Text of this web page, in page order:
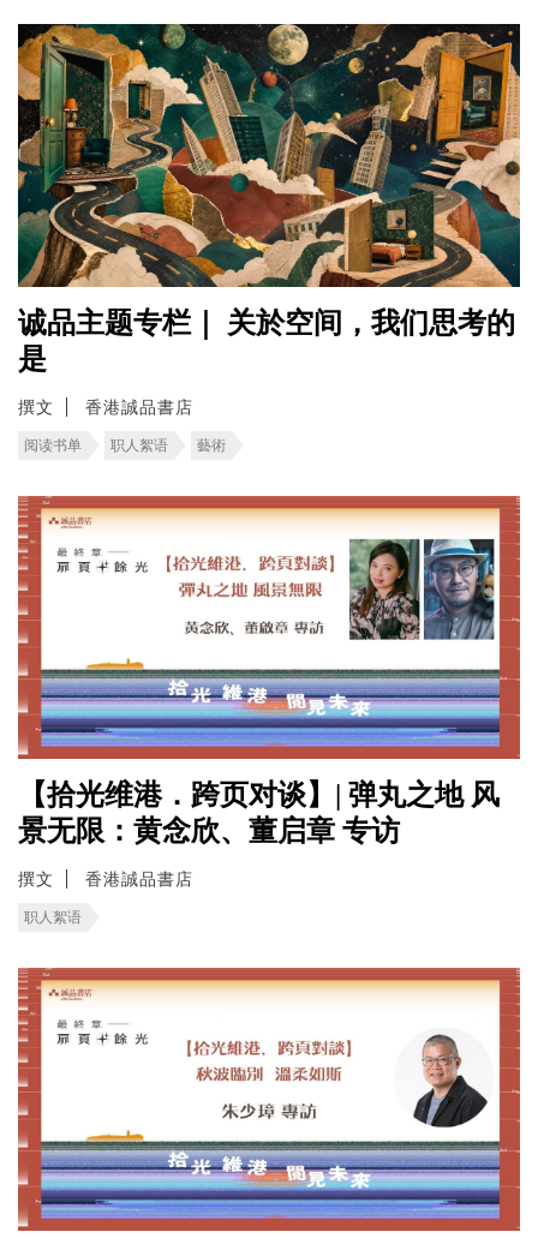
诚品主题专栏｜ 关於空间，我们思考的
是
撰文 香港誠品書店
阅读书单 职人絮语 藝術
【拾光维港．跨页对谈】| 弹丸之地 风
景无限：黄念欣、董启章 专访
撰文 香港誠品書店
职人絮语